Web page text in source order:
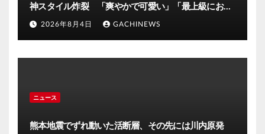
神スタイル炸裂 「爽やかで可愛い」「最上級にお似
合い」(J-CASTニュース)
2026年8月4日 GACHINEWS
ニュース
熊本地震でずれ動いた活断層、その先には川内原発